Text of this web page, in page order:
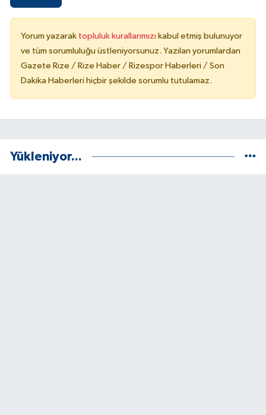
Yorum yazarak topluluk kurallarımızı kabul etmiş bulunuyor
ve tüm sorumluluğu üstleniyorsunuz. Yazılan yorumlardan
Gazete Rize / Rize Haber / Rizespor Haberleri / Son
Dakika Haberleri hiçbir şekilde sorumlu tutulamaz.
Yükleniyor...